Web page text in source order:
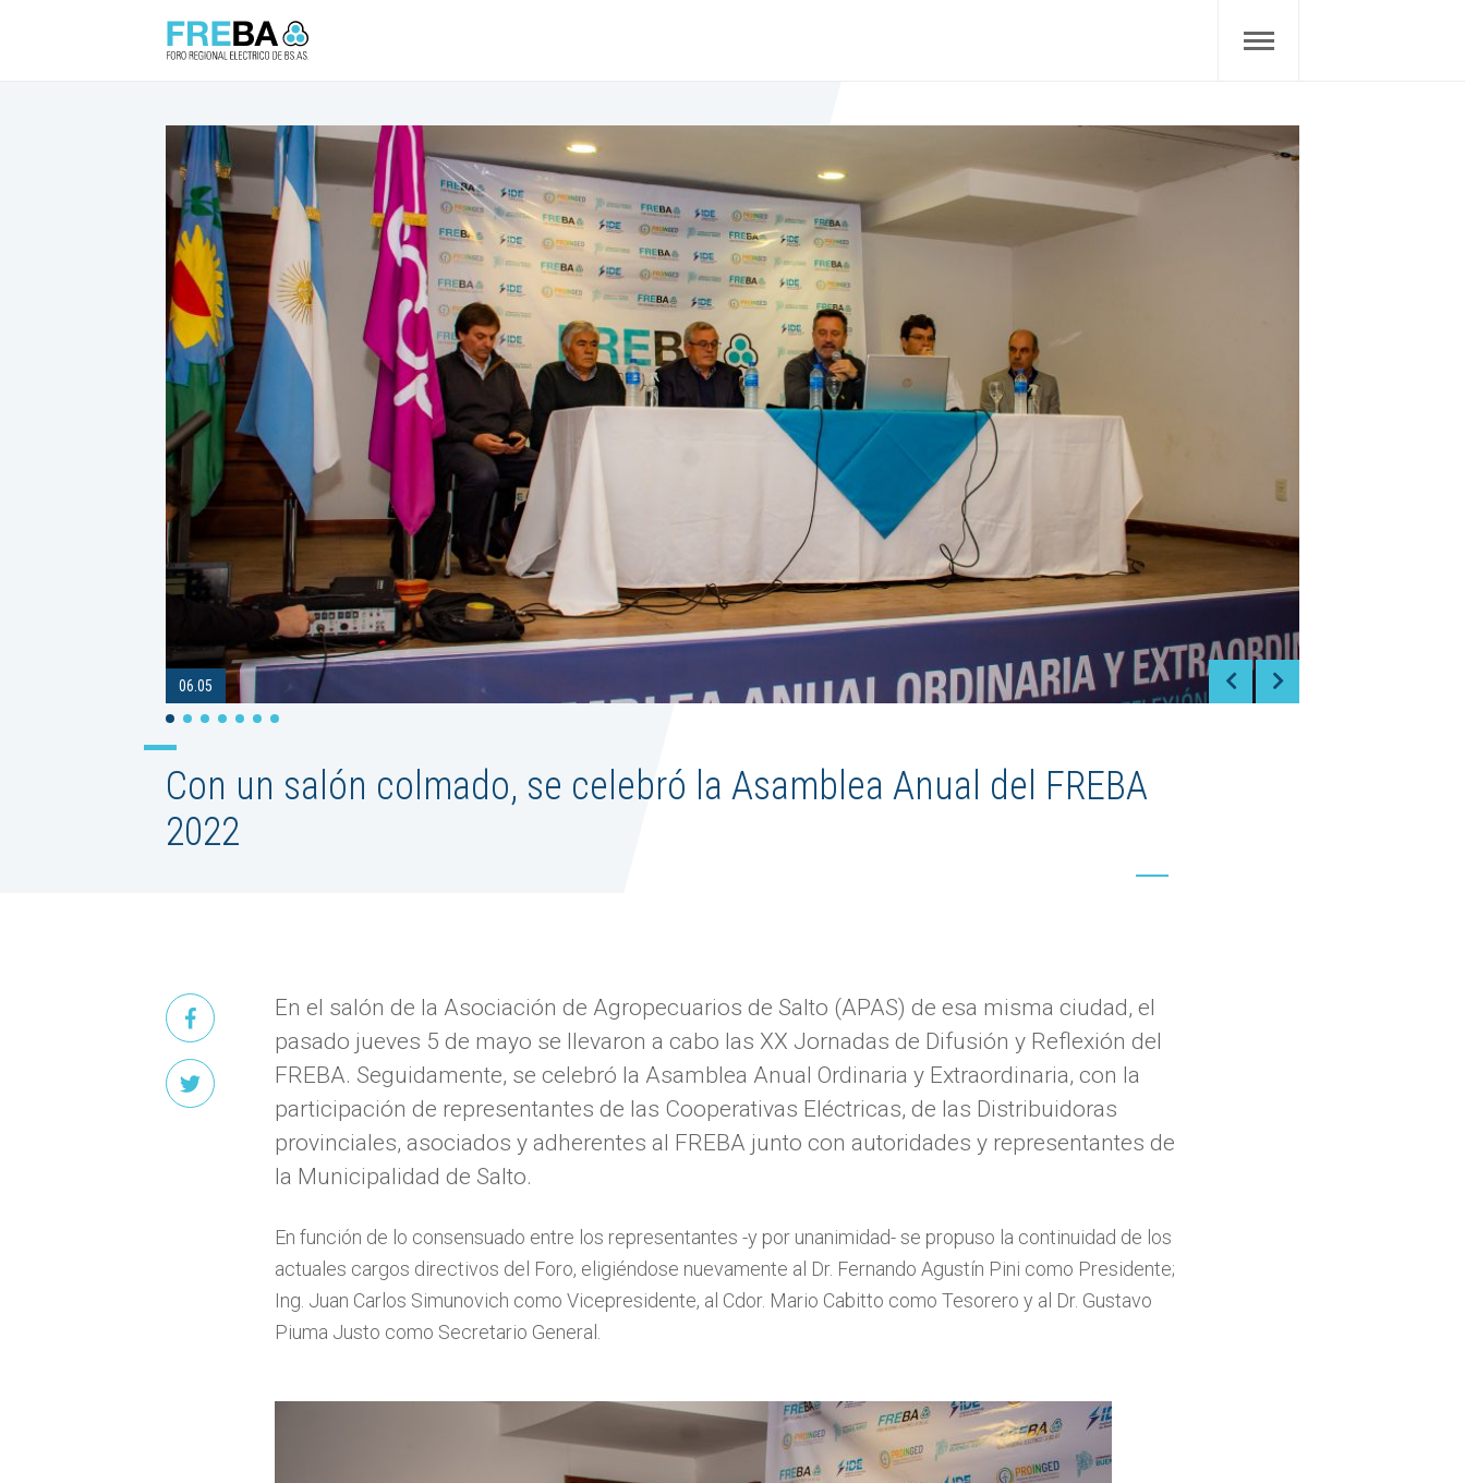
06.05
Con un salón colmado, se celebró la Asamblea Anual del FREBA
2022
En el salón de la Asociación de Agropecuarios de Salto (APAS) de esa misma ciudad, el
pasado jueves 5 de mayo se llevaron a cabo las XX Jornadas de Difusión y Reflexión del
FREBA. Seguidamente, se celebró la Asamblea Anual Ordinaria y Extraordinaria, con la
participación de representantes de las Cooperativas Eléctricas, de las Distribuidoras
provinciales, asociados y adherentes al FREBA junto con autoridades y representantes de
la Municipalidad de Salto.
En función de lo consensuado entre los representantes -y por unanimidad- se propuso la continuidad de los
actuales cargos directivos del Foro, eligiéndose nuevamente al Dr. Fernando Agustín Pini como Presidente;
Ing. Juan Carlos Simunovich como Vicepresidente, al Cdor. Mario Cabitto como Tesorero y al Dr. Gustavo
Piuma Justo como Secretario General.